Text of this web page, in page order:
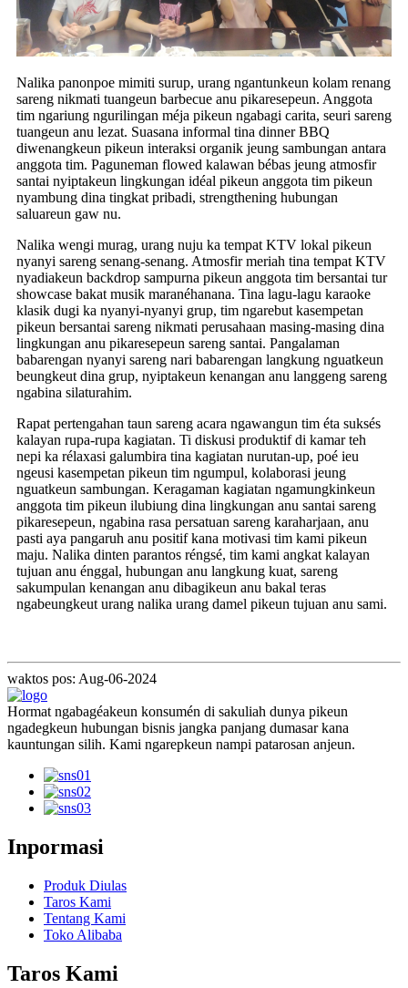
Nalika panonpoe mimiti surup, urang ngantunkeun kolam renang
sareng nikmati tuangeun barbecue anu pikaresepeun. Anggota
tim ngariung ngurilingan méja pikeun ngabagi carita, seuri sareng
tuangeun anu lezat. Suasana informal tina dinner BBQ
diwenangkeun pikeun interaksi organik jeung sambungan antara
anggota tim. Paguneman flowed kalawan bébas jeung atmosfir
santai nyiptakeun lingkungan idéal pikeun anggota tim pikeun
nyambung dina tingkat pribadi, strengthening hubungan
saluareun gaw nu.
Nalika wengi murag, urang nuju ka tempat KTV lokal pikeun
nyanyi sareng senang-senang. Atmosfir meriah tina tempat KTV
nyadiakeun backdrop sampurna pikeun anggota tim bersantai tur
showcase bakat musik maranéhanana. Tina lagu-lagu karaoke
klasik dugi ka nyanyi-nyanyi grup, tim ngarebut kasempetan
pikeun bersantai sareng nikmati perusahaan masing-masing dina
lingkungan anu pikaresepeun sareng santai. Pangalaman
babarengan nyanyi sareng nari babarengan langkung nguatkeun
beungkeut dina grup, nyiptakeun kenangan anu langgeng sareng
ngabina silaturahim.
Rapat pertengahan taun sareng acara ngawangun tim éta suksés
kalayan rupa-rupa kagiatan. Ti diskusi produktif di kamar teh
nepi ka rélaxasi galumbira tina kagiatan nurutan-up, poé ieu
ngeusi kasempetan pikeun tim ngumpul, kolaborasi jeung
nguatkeun sambungan. Keragaman kagiatan ngamungkinkeun
anggota tim pikeun ilubiung dina lingkungan anu santai sareng
pikaresepeun, ngabina rasa persatuan sareng karaharjaan, anu
pasti aya pangaruh anu positif kana motivasi tim kami pikeun
maju. Nalika dinten parantos réngsé, tim kami angkat kalayan
tujuan anu énggal, hubungan anu langkung kuat, sareng
sakumpulan kenangan anu dibagikeun anu bakal teras
ngabeungkeut urang nalika urang damel pikeun tujuan anu sami.
waktos pos: Aug-06-2024
Hormat ngabagéakeun konsumén di sakuliah dunya pikeun
ngadegkeun hubungan bisnis jangka panjang dumasar kana
kauntungan silih. Kami ngarepkeun nampi patarosan anjeun.
Inpormasi
Produk Diulas
Taros Kami
Tentang Kami
Toko Alibaba
Taros Kami